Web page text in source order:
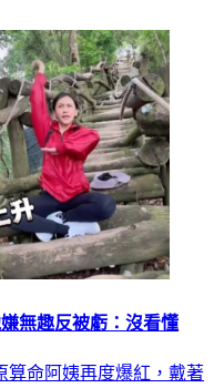
無趣反被虧：沒看懂
算命阿姨再度爆紅，戴著